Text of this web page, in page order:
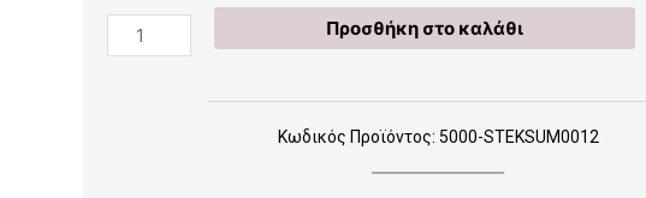
Χειροποίητες
Στέκες
Προσθήκη στο καλάθι
Κωδικός Προϊόντος: 5000-STEKSUM0012